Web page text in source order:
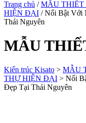
Trang chủ /MẪU THIẾT
HIỆN ĐẠI / Nổi Bật Với
Thái Nguyên
MẪU
Kiến trúc Kisato > MẪU
THỰ HIỆN ĐẠI > Nổi
Đẹp Tại Thái Nguyên